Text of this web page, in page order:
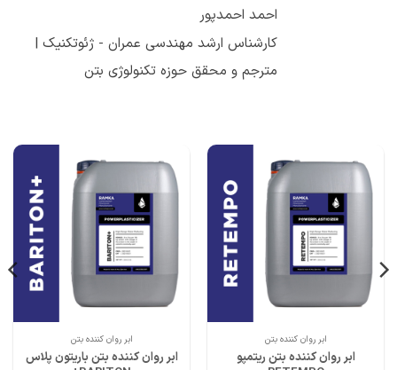
احمد احمدپور
کارشناس ارشد مهندسی عمران - ژئوتکنیک |
مترجم و محقق حوزه تکنولوژی بتن
ابر روان کننده بتن
ابر روان کننده بتن ریتمپو
ابر روان کننده بتن
ابر روان کننده بتن باریتون پلاس